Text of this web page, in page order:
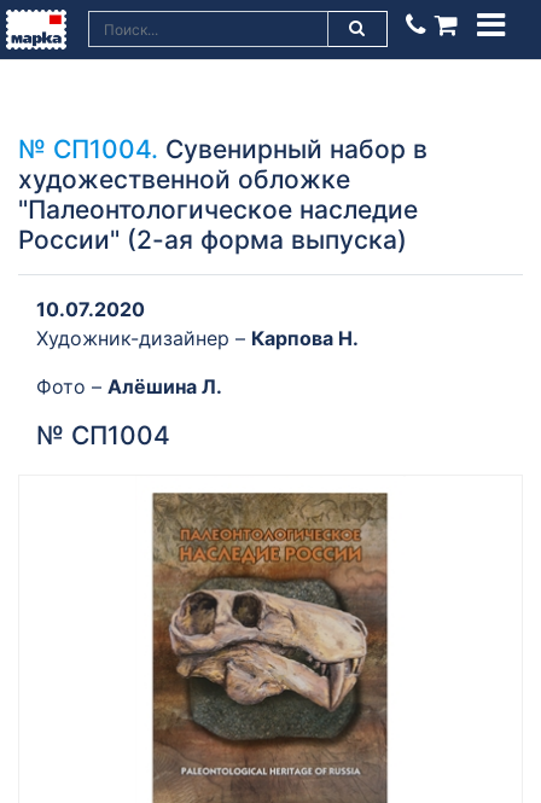
№ СП1004. Сувенирный набор в
художественной обложке
"Палеонтологическое наследие
России" (2-ая форма выпуска)
10.07.2020
Художник-дизайнер – Карпова Н.
Фото – Алёшина Л.
№ СП1004